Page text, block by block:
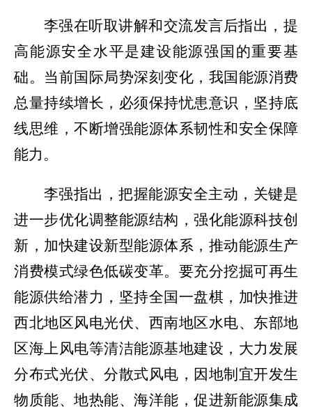
李强在听取讲解和交流发言后指出，提
高能源安全水平是建设能源强国的重要基
础。当前国际局势深刻变化，我国能源消费
总量持续增长，必须保持忧患意识，坚持底
线思维，不断增强能源体系韧性和安全保障
能力。
李强指出，把握能源安全主动，关键是
进一步优化调整能源结构，强化能源科技创
新，加快建设新型能源体系，推动能源生产
消费模式绿色低碳变革。要充分挖掘可再生
能源供给潜力，坚持全国一盘棋，加快推进
西北地区风电光伏、西南地区水电、东部地
区海上风电等清洁能源基地建设，大力发展
分布式光伏、分散式风电，因地制宜开发生
物质能、地热能、海洋能，促进新能源集成